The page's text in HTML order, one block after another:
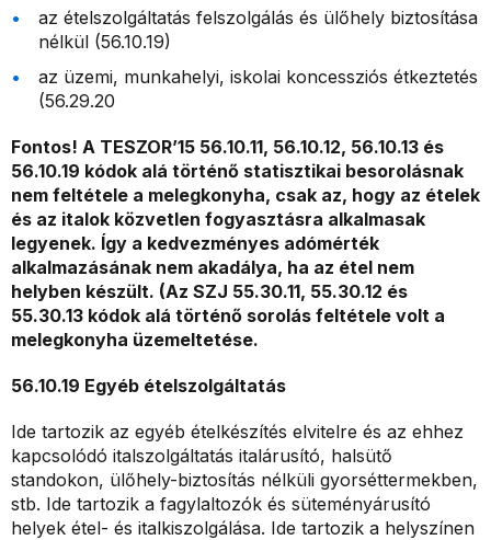
az ételszolgáltatás felszolgálás és ülőhely biztosítása
nélkül (56.10.19)
az üzemi, munkahelyi, iskolai koncessziós étkeztetés
(56.29.20
Fontos! A TESZOR’15 56.10.11, 56.10.12, 56.10.13 és
56.10.19 kódok alá történő statisztikai besorolásnak
nem feltétele a melegkonyha, csak az, hogy az ételek
és az italok közvetlen fogyasztásra alkalmasak
legyenek. Így a kedvezményes adómérték
alkalmazásának nem akadálya, ha az étel nem
helyben készült. (Az SZJ 55.30.11, 55.30.12 és
55.30.13 kódok alá történő sorolás feltétele volt a
melegkonyha üzemeltetése.
56.10.19 Egyéb ételszolgáltatás
Ide tartozik az egyéb ételkészítés elvitelre és az ehhez
kapcsolódó italszolgáltatás italárusító, halsütő
standokon, ülőhely-biztosítás nélküli gyorséttermekben,
stb. Ide tartozik a fagylaltozók és süteményárusító
helyek étel- és italkiszolgálása. Ide tartozik a helyszínen